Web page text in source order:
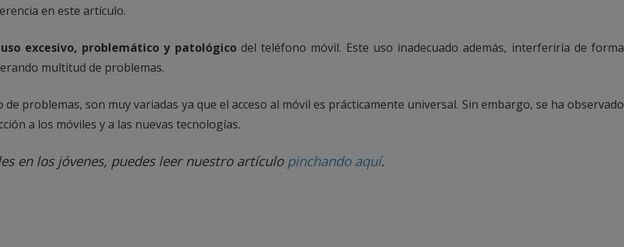
en este artículo.
uso excesivo, problemático y patológicodel teléfono móvil. Este uso inadecuado además, interferiría de forma
multitud de problemas.
problemas, son muy variadas ya que el acceso al móvil es prácticamente universal. Sin embargo, se ha observado
a los móviles y a las nuevas tecnologías.
en los jóvenes, puedes leer nuestro artículo pinchando aquí.